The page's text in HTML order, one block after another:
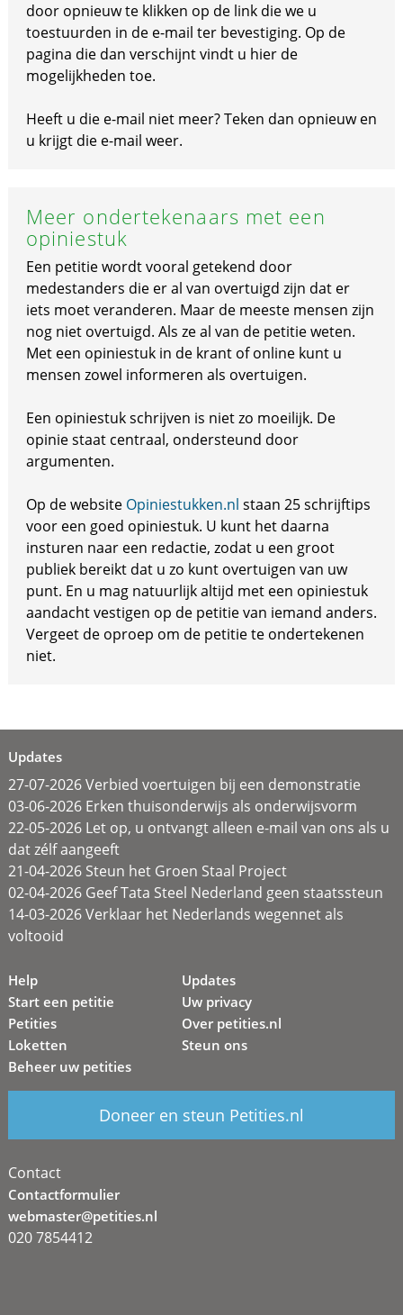
door opnieuw te klikken op de link die we u
toestuurden in de e-mail ter bevestiging. Op de
pagina die dan verschijnt vindt u hier de
mogelijkheden toe.
Heeft u die e-mail niet meer? Teken dan opnieuw en
u krijgt die e-mail weer.
Meer ondertekenaars met een
opiniestuk
Een petitie wordt vooral getekend door
medestanders die er al van overtuigd zijn dat er
iets moet veranderen. Maar de meeste mensen zijn
nog niet overtuigd. Als ze al van de petitie weten.
Met een opiniestuk in de krant of online kunt u
mensen zowel informeren als overtuigen.
Een opiniestuk schrijven is niet zo moeilijk. De
opinie staat centraal, ondersteund door
argumenten.
Op de website Opiniestukken.nl staan 25 schrijftips
voor een goed opiniestuk. U kunt het daarna
insturen naar een redactie, zodat u een groot
publiek bereikt dat u zo kunt overtuigen van uw
punt. En u mag natuurlijk altijd met een opiniestuk
aandacht vestigen op de petitie van iemand anders.
Vergeet de oproep om de petitie te ondertekenen
niet.
Updates
27-07-2026 Verbied voertuigen bij een demonstratie
03-06-2026 Erken thuisonderwijs als onderwijsvorm
22-05-2026 Let op, u ontvangt alleen e-mail van ons als u
dat zélf aangeeft
21-04-2026 Steun het Groen Staal Project
02-04-2026 Geef Tata Steel Nederland geen staatssteun
14-03-2026 Verklaar het Nederlands wegennet als
voltooid
Help
Start een petitie
Petities
Loketten
Beheer uw petities
Updates
Uw privacy
Over petities.nl
Steun ons
Doneer en steun Petities.nl
Contact
Contactformulier
webmaster@petities.nl
020 7854412